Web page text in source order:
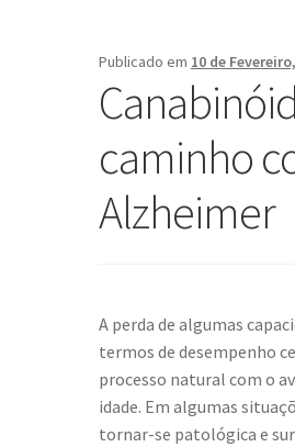
Sobre nós
Marcas
Publicado em 10 de
caminho
Alzheimer
A perda de algumas
termos de desempenho
processo natural com o
idade. Em algumas
tornar-se patológica e